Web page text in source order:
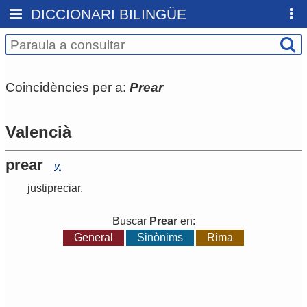
DICCIONARI BILINGÜE
Coincidències per a: Prear
Valencià
prear
v.
justipreciar.
Buscar Prearen:
General
Sinònims Rima